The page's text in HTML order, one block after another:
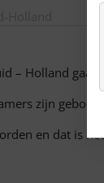
– Holland gaat
zijn
en dat is